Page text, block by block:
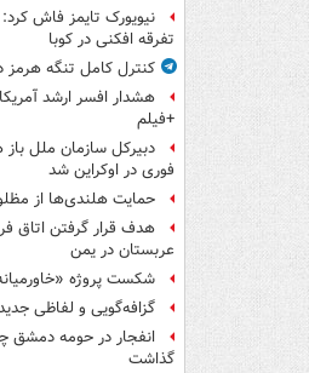
نیویورک تایمز فاش کرد:
تفرقه افکنی در کوبا
کنترل کامل تنگه هرمز
هشدار افسر ارشد
+فیلم
دبیرکل سازمان ملل
فوری در اوکراین شد
حمایت هلندی‌ها از
هدف قرار گرفتن اتاق‌
عربستان در یمن
شکست پروژه
گزافه‌گویی و لفاظی
انفجار در حومه دمشق
گذاشت